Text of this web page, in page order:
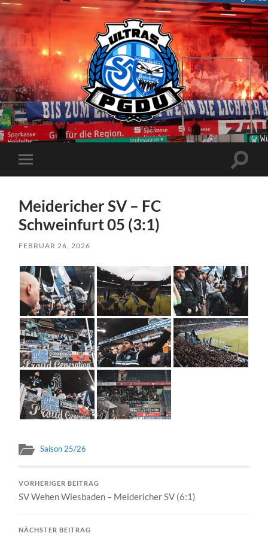
Proud
Generation
Duisburg
Mobile-
Menü
Meidericher SV – FC
Schweinfurt 05 (3:1)
FEBRUAR 26, 2026
Saison 25/26
VORHERIGER BEITRAG
SV Wehen Wiesbaden – Meidericher SV (6:1)
NÄCHSTER BEITRAG